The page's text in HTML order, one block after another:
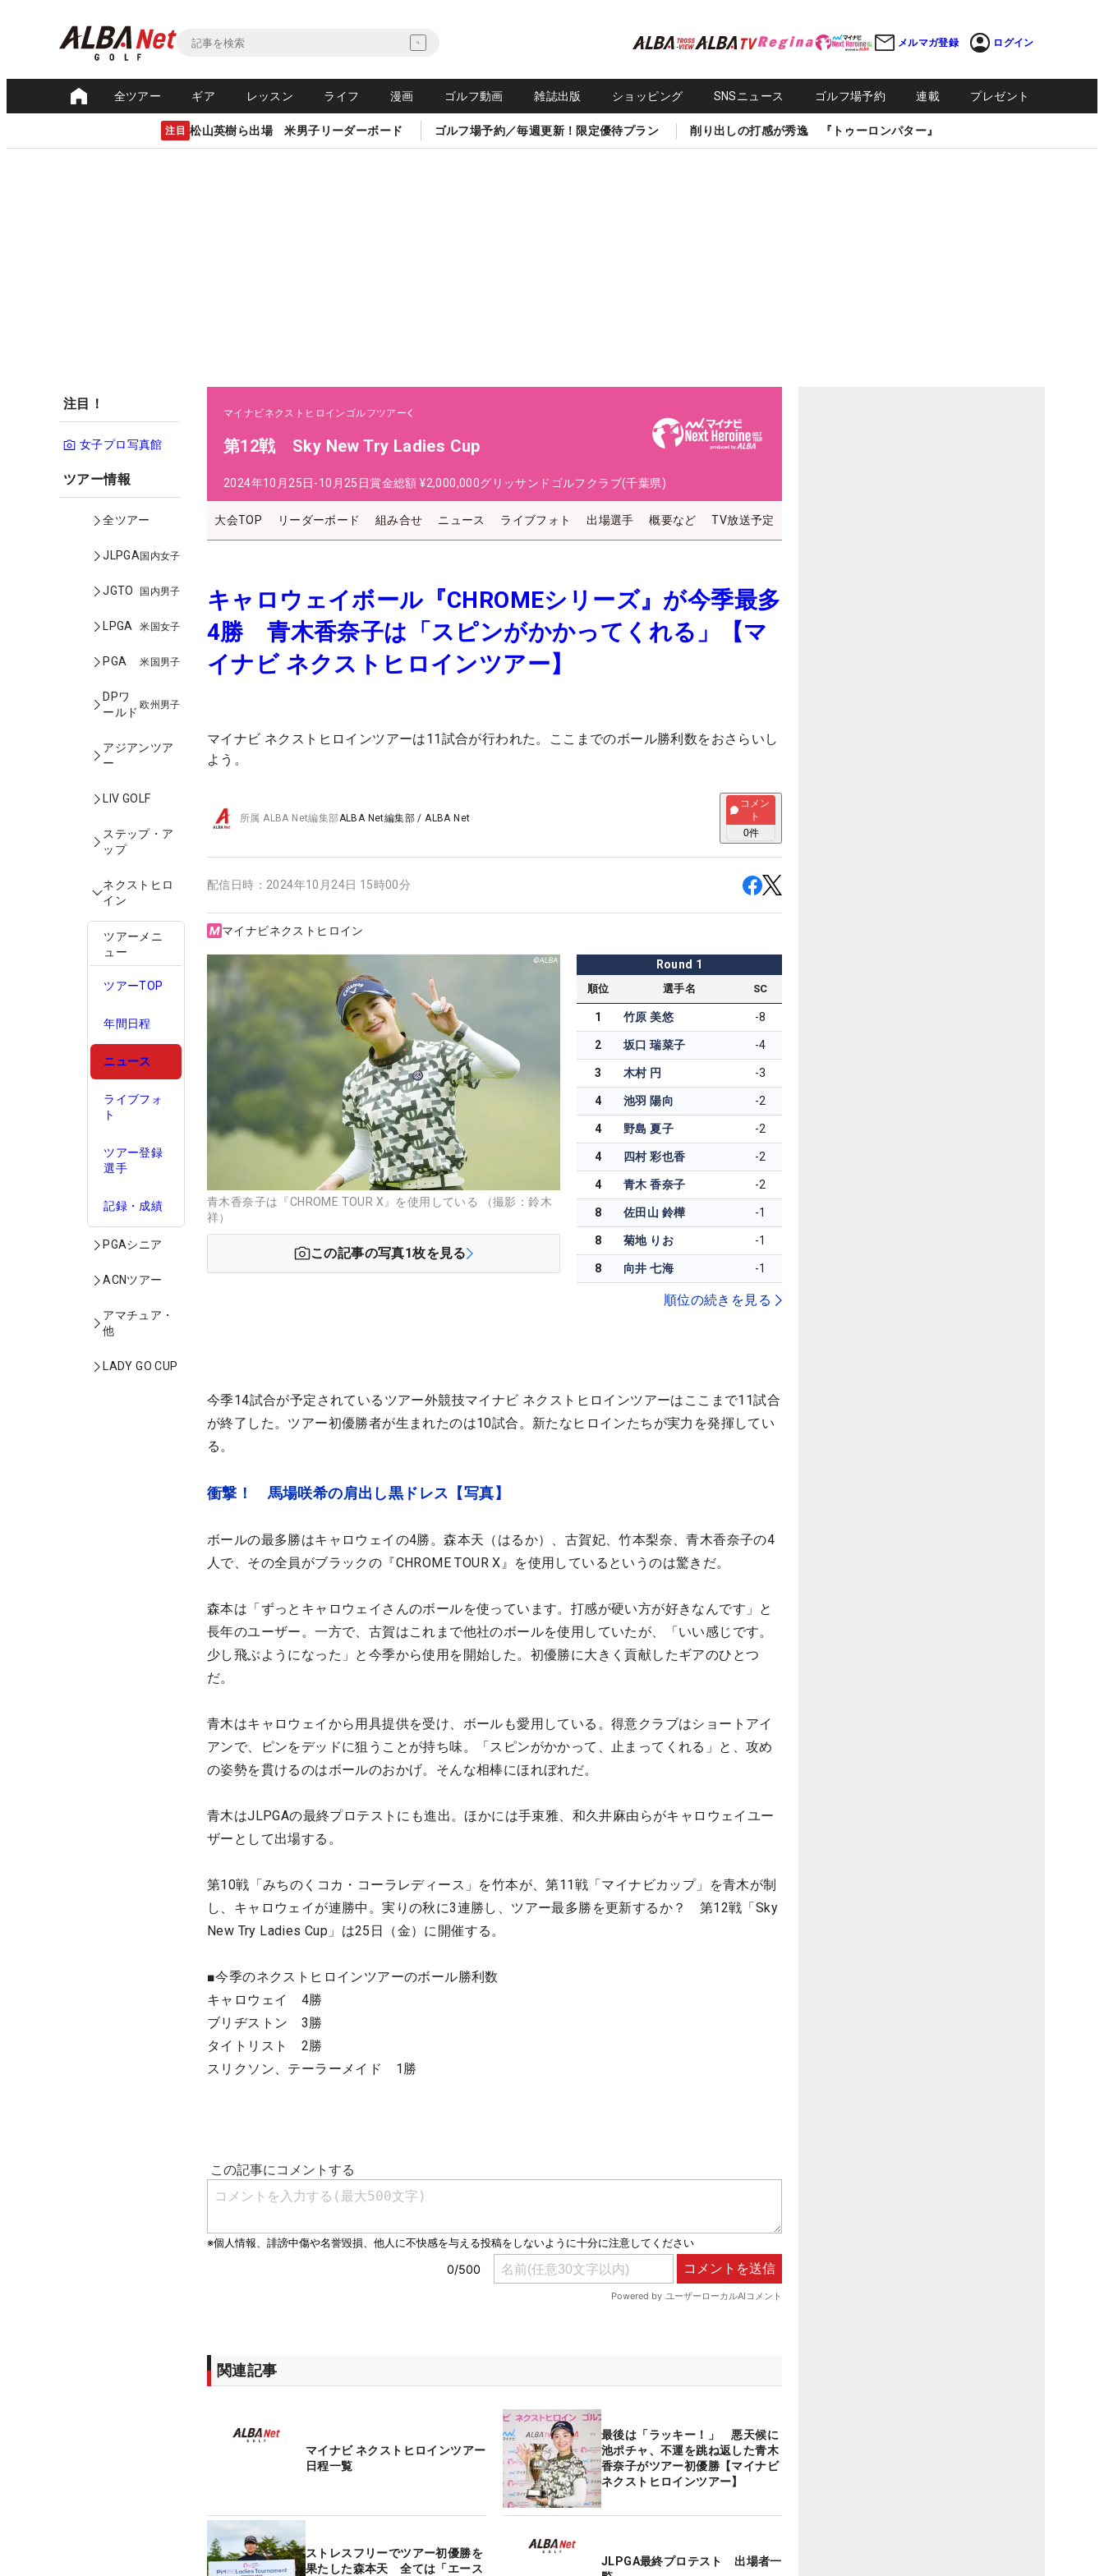
メルマガ登録 ログイン
全ツアー ギア レッスン ライフ 漫画 ゴルフ動画 雑誌出版 ショッピング SNSニュース ゴルフ場予約 連載 プレゼント
注目 松山英樹ら出場 米男子リーダーボード ゴルフ場予約／毎週更新！限定優待プラン 削り出しの打感が秀逸 『トゥーロンパター』
注目！
女子プロ写真館
ツアー情報
全ツアー
JLPGA国内女子
JGTO 国内男子
LPGA 米国女子
PGA 米国男子
DPワ
ールド
欧州男子
アジアンツア
ー
LIV GOLF
ステップ・ア
ップ
ネクストヒロ
イン
ツアーメニ
ュー
ツアーTOP
年間日程
ニュース
ライブフォ
ト
ツアー登録
選手
記録・成績
PGAシニア
ACNツアー
アマチュア・
他
LADY GO CUP
マイナビネクストヒロインゴルフツアー
第12戦 Sky New Try Ladies Cup
2024年10月25日-10月25日賞金総額 ¥2,000,000グリッサンドゴルフクラブ(千葉県)
大会TOP リーダーボード 組み合せ ニュース ライブフォト 出場選手 概要など TV放送予定
キャロウェイボール『CHROMEシリーズ』が今季最多
4勝 青木香奈子は「スピンがかかってくれる」【マ
イナビ ネクストヒロインツアー】
マイナビ ネクストヒロインツアーは11試合が行われた。ここまでのボール勝利数をおさらいし
よう。
所属ALBA Net編集部ALBA Net編集部 /ALBA Net
コメン
ト
0件
配信日時： 2024年10月24日 15時00分
マイナビネクストヒロイン
青木香奈子は『CHROME TOUR X』を使用している （撮影：鈴木
祥）
この記事の写真1枚を見る
順位 選手名 SC
1 竹原 美悠 -8
2 坂口 瑞菜子 -4
3 木村 円 -3
4 池羽 陽向 -2
4 野島 夏子 -2
4 四村 彩也香 -2
4 青木 香奈子 -2
8 佐田山 鈴樺 -1
8 菊地 りお -1
8 向井 七海 -1
順位の続きを見る
が終了した。ツアー初優勝者が生まれたのは10試合。新たなヒロインたちが実力を発揮してい
る。
人で、その全員がブラックの『CHROME TOUR X』を使用しているというのは驚きだ。
長年のユーザー。一方で、古賀はこれまで他社のボールを使用していたが、「いい感じです。
少し飛ぶようになった」と今季から使用を開始した。初優勝に大きく貢献したギアのひとつ
だ。
アンで、ピンをデッドに狙うことが持ち味。「スピンがかかって、止まってくれる」と、攻め
の姿勢を貫けるのはボールのおかげ。そんな相棒にほれぼれだ。
ザーとして出場する。
し、キャロウェイが連勝中。実りの秋に3連勝し、ツアー最多勝を更新するか？ 第12戦「Sky
New Try Ladies Cup」は25日（金）に開催する。
キャロウェイ 4勝
ブリヂストン 3勝
タイトリスト 2勝
スリクソン、テーラーメイド 1勝
日程一覧
池ポチャ、不運を跳ね返した青木
香奈子がツアー初優勝【マイナビ
ネクストヒロインツアー】
果たした森本天 全ては「エース
ボールのおかげ」
覧